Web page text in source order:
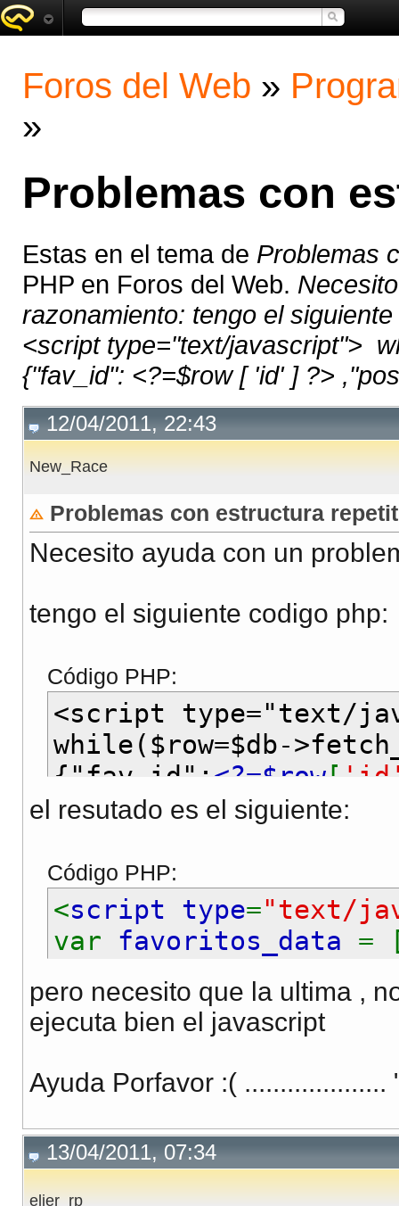
Foros del Web »
»
Problemas con
Estas en el tema de Problemas
PHP en Foros del Web.
razonamiento: tengo el
<script type="text/javascript">
{"fav_id": <?=$row [ 'id' ] ?>
12/04/2011, 22:43
New_Race
Problemas con estructura
Necesito ayuda con un
tengo el siguiente codigo php:
Código PHP:
<script type="text/
while($row=$db-
{"fav_id": <?=$row[
</script>
el resutado es el siguiente:
Código PHP:
<script type="text/
var favoritos_data =
pero necesito que la ultima ,
ejecuta bien el javascript
Ayuda Porfavor :( ....................
13/04/2011, 07:34
elier_rp